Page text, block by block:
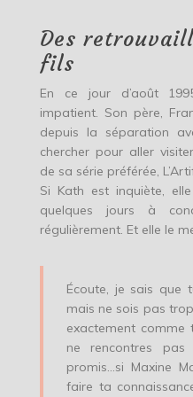
Des
fils
En ce jour d’août
impatient. Son père,
depuis la séparation
chercher pour aller
de sa série préférée,
Si Kath est inquiète,
quelques jours à
régulièrement. Et elle le
Écoute, je sais que
mais ne sois pas
exactement comme
ne rencontres
promis…si Maxine
faire ta